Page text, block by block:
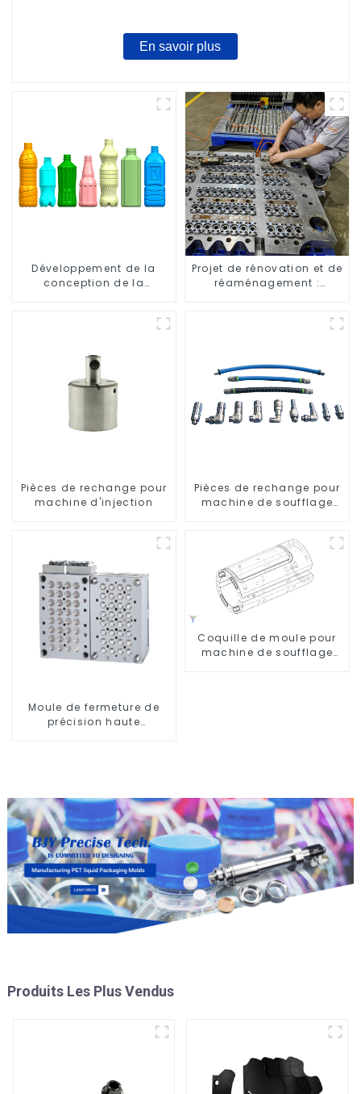
En savoir plus
Développement de la
conception de la
Projet de rénovation et de
réaménagement :
Pièces de rechange pour
machine d'injection
Pièces de rechange pour
machine de soufflage
Moule de fermeture de
précision haute
Coquille de moule pour
machine de soufflage
Produits Les Plus Vendus